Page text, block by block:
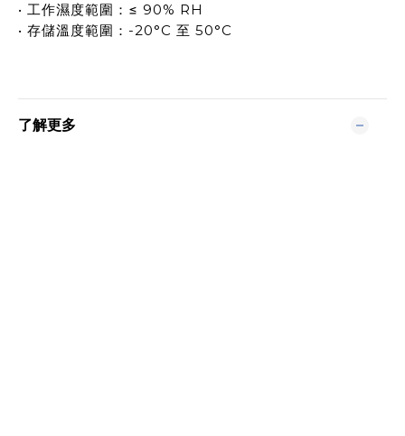
• 工作濕度範圍：≤ 90% RH
• 存儲溫度範圍：-20°C 至 50°C
了解更多